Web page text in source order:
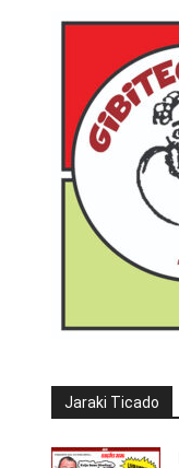
Jaraki Ticado